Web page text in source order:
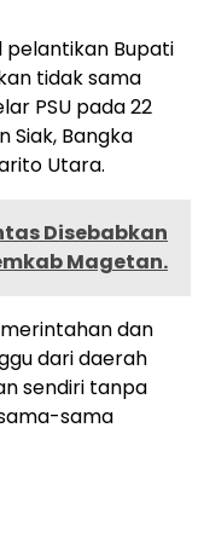
pelantikan Bupati
tidak sama
PSU pada 22
Siak, Bangka
Utara.
Disebabkan
Magetan.
dan
dari daerah
sendiri tanpa
sama